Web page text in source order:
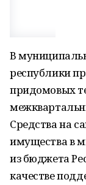
В
республики
придомовых
Средства на
имущества в
из бюджета
качестве